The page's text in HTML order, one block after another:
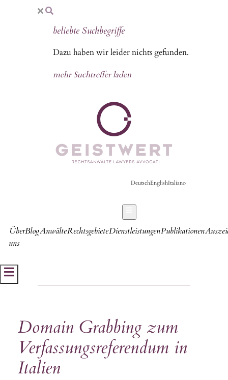
beliebte Suchbegriffe
Dazu haben wir leider nichts gefunden.
mehr Suchtreffer laden
DeutschEnglishItaliano
Über
uns
BlogAnwälteRechtsgebieteDienstleistungenPublikationen
Hamburger Toggle Menu
Domain Grabbing zum
Verfassungsreferendum in
Italien